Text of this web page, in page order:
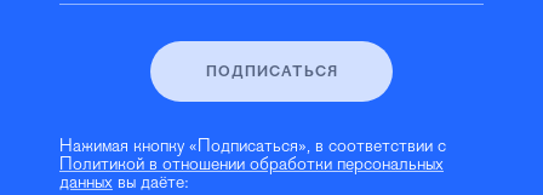
ПОДПИСАТЬСЯ
Нажимая кнопку «Подписаться», в соответствии с
Политикой в отношении обработки персональных
данных вы даёте: